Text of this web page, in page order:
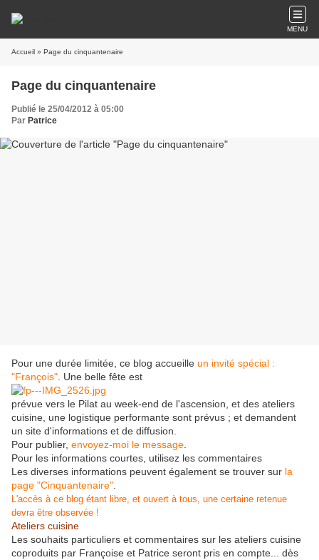
MENU
Accueil » Page du cinquantenaire
Page du cinquantenaire
Publié le 25/04/2012 à 05:00
Par Patrice
Pour une durée limitée, ce blog accueille un invité spécial :
"François" . Une belle fête est
prévue vers le Pilat au week-end de l'ascension, et des ateliers
cuisine, une logistique performante sont prévus ; et demandent
un site d'informations et de diffusion.
Pour publier, envoyez-moi le message
Pour les informations courtes, utilisez les commentaires
Les diverses informations peuvent également se trouver sur la
page "Cinquantenaire"
L'accès à ce blog étant libre, et ouvert à tous, une certaine retenue
devra être observée !
Ateliers cuisine
Les souhaits particuliers et commentaires sur les ateliers cuisine
coproduits par Françoise et Patrice seront pris en compte... dès